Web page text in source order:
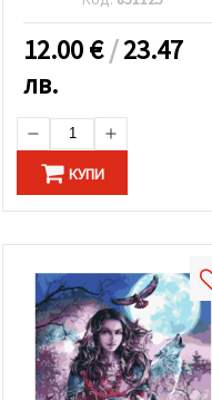
12.00€/23.47
лв.
КУПИ